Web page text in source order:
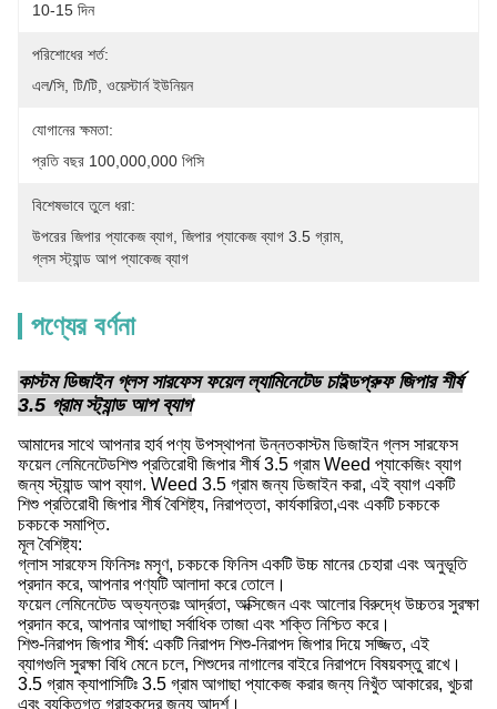
10-15 দিন
পরিশোধের শর্ত:
এল/সি, টি/টি, ওয়েস্টার্ন ইউনিয়ন
যোগানের ক্ষমতা:
প্রতি বছর 100,000,000 পিসি
বিশেষভাবে তুলে ধরা:
উপরের জিপার প্যাকেজ ব্যাগ জিপার প্যাকেজ ব্যাগ 3.5 গ্রাম,
গ্লস স্ট্যান্ড আপ প্যাকেজ ব্যাগ
পণ্যের বর্ণনা
কাস্টম ডিজাইন গ্লস সারফেস ফয়েল ল্যামিনেটেড চাইল্ডপ্রুফ জিপার শীর্ষ
3.5 গ্রাম স্ট্যান্ড আপ ব্যাগ
আমাদের সাথে আপনার হার্ব পণ্য উপস্থাপনা উন্নতকাস্টম ডিজাইন গ্লস সারফেস
ফয়েল লেমিনেটেডশিশু প্রতিরোধী জিপার শীর্ষ 3.5 গ্রাম Weed প্যাকেজিং ব্যাগ
জন্য স্ট্যান্ড আপ ব্যাগ. Weed 3.5 গ্রাম জন্য ডিজাইন করা, এই ব্যাগ একটি
শিশু প্রতিরোধী জিপার শীর্ষ বৈশিষ্ট্য, নিরাপত্তা, কার্যকারিতা,এবং একটি চকচকে
চকচকে সমাপ্তি.
মূল বৈশিষ্ট্য:
গ্লাস সারফেস ফিনিসঃ মসৃণ, চকচকে ফিনিস একটি উচ্চ মানের চেহারা এবং অনুভূতি
প্রদান করে, আপনার পণ্যটি আলাদা করে তোলে।
ফয়েল লেমিনেটেড অভ্যন্তরঃ আর্দ্রতা, অক্সিজেন এবং আলোর বিরুদ্ধে উচ্চতর সুরক্ষা
প্রদান করে, আপনার আগাছা সর্বাধিক তাজা এবং শক্তি নিশ্চিত করে।
শিশু-নিরাপদ জিপার শীর্ষ: একটি নিরাপদ শিশু-নিরাপদ জিপার দিয়ে সজ্জিত, এই
ব্যাগগুলি সুরক্ষা বিধি মেনে চলে, শিশুদের নাগালের বাইরে নিরাপদে বিষয়বস্তু রাখে।
3.5 গ্রাম ক্যাপাসিটিঃ 3.5 গ্রাম আগাছা প্যাকেজ করার জন্য নিখুঁত আকারের, খুচরা
এবং ব্যক্তিগত গ্রাহকদের জন্য আদর্শ।